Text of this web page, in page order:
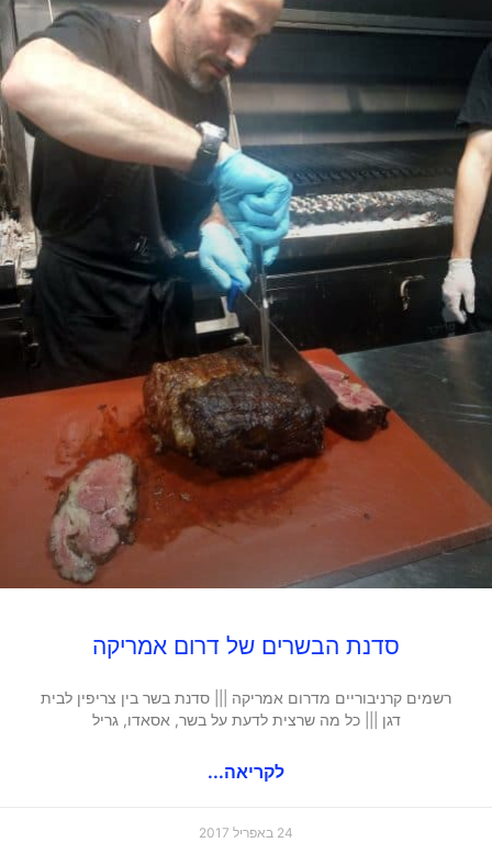
סדנת הבשרים של דרום אמריקה
רשמים קרניבוריים מדרום אמריקה ||| סדנת בשר בין צריפין לבית
דגן ||| כל מה שרצית לדעת על בשר, אסאדו, גריל
לקריאה...
24 באפריל 2017